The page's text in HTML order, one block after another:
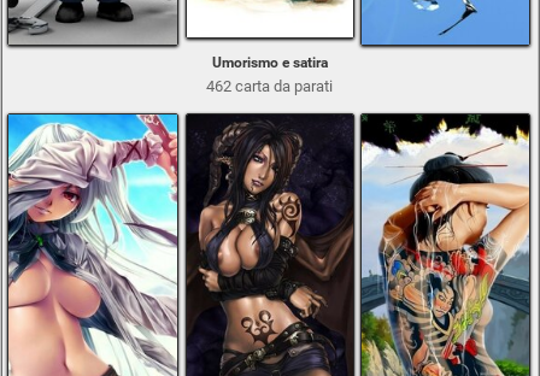
Umorismo e satira
462 carta da parati